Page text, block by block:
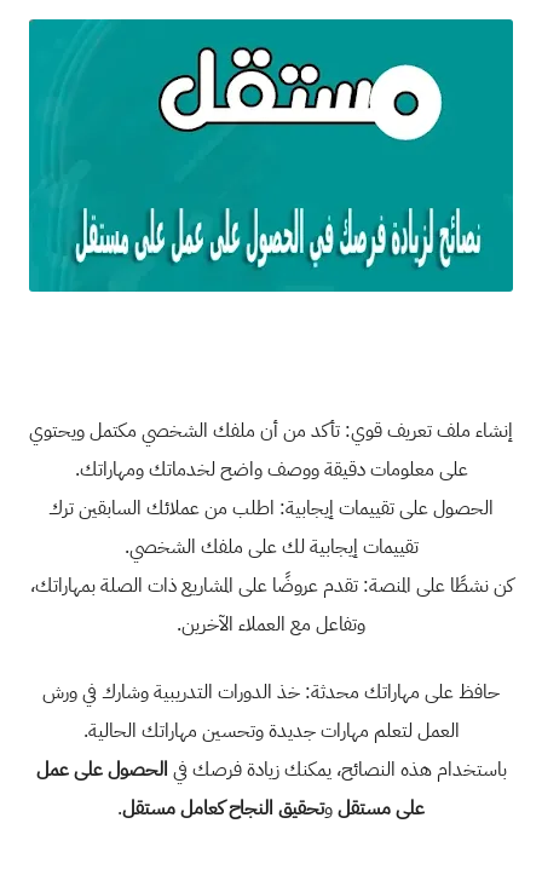
إنشاء ملف تعريف قوي: تأكد من أن ملفك الشخصي مكتمل ويحتوي
على معلومات دقيقة ووصف واضح لخدماتك ومهاراتك.
الحصول على تقييمات إيجابية: اطلب من عملائك السابقين ترك
تقييمات إيجابية لك على ملفك الشخصي.
كن نشطًا على المنصة: تقدم عروضًا على المشاريع ذات الصلة بمهاراتك،
وتفاعل مع العملاء الآخرين.
حافظ على مهاراتك محدثة: خذ الدورات التدريبية وشارك في ورش
العمل لتعلم مهارات جديدة وتحسين مهاراتك الحالية.
باستخدام هذه النصائح، يمكنك زيادة فرصك في الحصول على عمل
على مستقلوتحقيق النجاح كعامل مستقل.